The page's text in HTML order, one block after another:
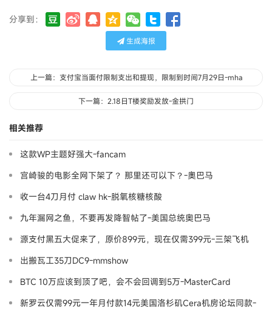
分享到：
生成海报
上一篇：支付宝当面付限制支出和提现，限制到时间7月29日-mha
下一篇：2.18日T楼奖励发放-金拱门
相关推荐
这款WP主题好强大-fancam
宫崎骏的电影全网下架了？ 那里还可以下？-奧巴马
收一台4刀月付 claw hk-脱氧核糖核酸
九年漏网之鱼，不要再发降智帖了-美国总统奥巴马
源支付黑五大促来了，原价899元，现在仅需399元-三架飞机
出搬瓦工35刀DC9-mmshow
BTC 10万应该到顶了吧，会不会回调到5万-MasterCard
新罗云仅需99元一年月付款14元美国洛杉矶Cera机房论坛同款-